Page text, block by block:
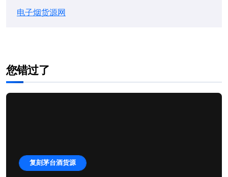
电子烟货源网
您错过了
复刻茅台酒货源